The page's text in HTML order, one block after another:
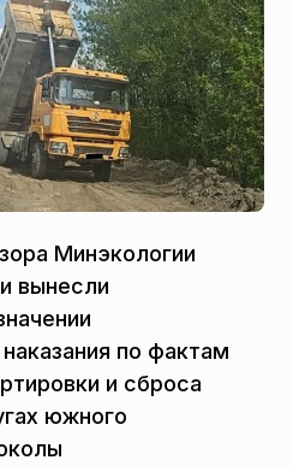
Минэкологии
вынесли
по фактам
и сброса
южного